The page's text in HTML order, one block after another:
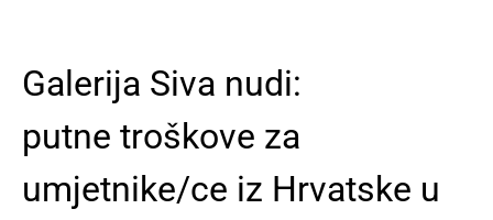
Galerija Siva nudi:
putne troškove za
umjetnike/ce iz Hrvatske u